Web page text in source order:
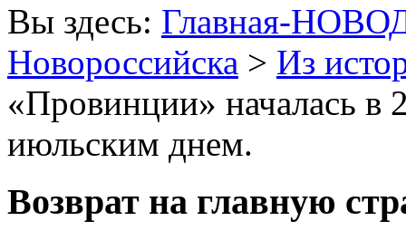
Вы здесь: Главная-
Новороссийска > Из
«Провинции» началась в
июльским днем.
Возврат на главную